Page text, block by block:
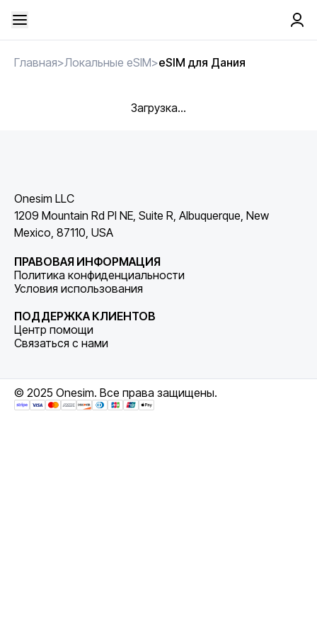
Главная>Локальные eSIM>eSIM для Дания
Загрузка...
Onesim LLC
1209 Mountain Rd Pl NE, Suite R, Albuquerque, New
Mexico, 87110, USA
ПРАВОВАЯ ИНФОРМАЦИЯ
Политика конфиденциальности
Условия использования
ПОДДЕРЖКА КЛИЕНТОВ
Центр помощи
Связаться с нами
© 2025 Onesim. Все права защищены.